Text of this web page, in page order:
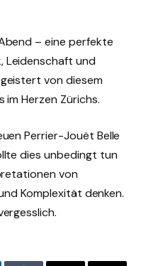
– eine perfekte
Leidenschaft und
von diesem
im Herzen Zürichs.
Perrier-Jouët Belle
dies unbedingt tun
von
Komplexität denken.